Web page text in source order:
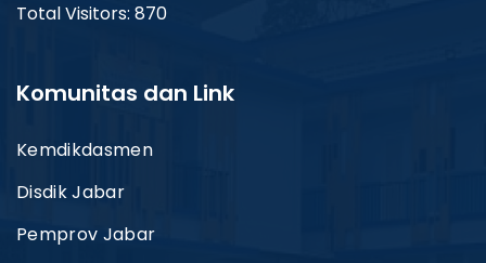
Total Visitors: 870
Komunitas dan Link
Kemdikdasmen
Disdik Jabar
Pemprov Jabar